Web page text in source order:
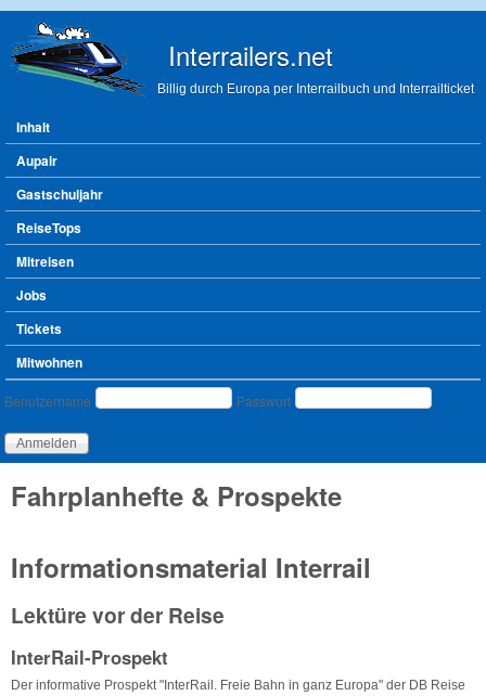
Interrailers.net
Billig durch Europa per Interrailbuch und Interrailticket
Hauptmenü
Inhalt
Aupair
Gastschuljahr
ReiseTops
Mitreisen
Jobs
Tickets
Mitwohnen
Benutzeranmeldung
Benutzername Passwort
Fahrplanhefte & Prospekte
Informationsmaterial Interrail
Lektüre vor der Reise
InterRail-Prospekt
Der informative Prospekt "InterRail. Freie Bahn in ganz Europa" der DB Reise